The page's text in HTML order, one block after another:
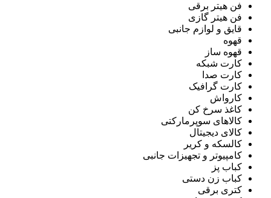
فن هیتر برقی
فن هیتر گازی
قایق و لوازم جانبی
قهوه
قهوه ساز
کارت شبکه
کارت صدا
کارت گرافیک
کارواش
کاغذ سرخ کن
کالاهای سوپرمارکتی
کالای دیجیتال
کالسکه و کریر
کامپیوتر و تجهیزات جانبی
کباب پز
کباب زن دستی
کتری برقی